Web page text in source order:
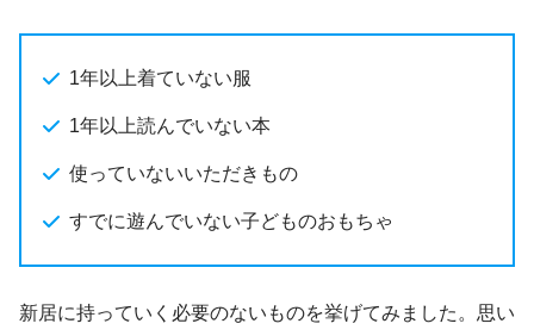
1年以上着ていない服
1年以上読んでいない本
使っていないいただきもの
すでに遊んでいない子どものおもちゃ
新居に持っていく必要のないものを挙げてみました。思い